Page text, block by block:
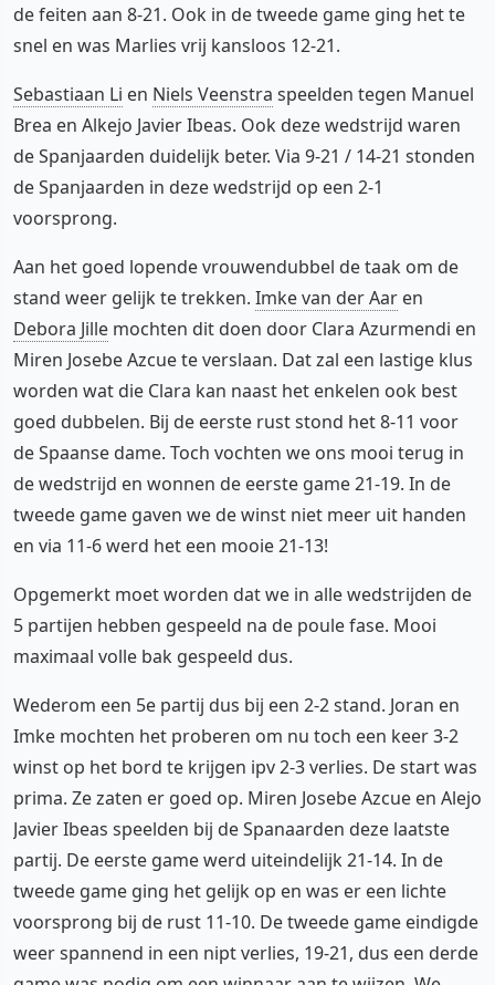
de feiten aan 8-21. Ook in de tweede game ging het te
snel en was Marlies vrij kansloos 12-21.
Sebastiaan Li en Niels Veenstra speelden tegen Manuel
Brea en Alkejo Javier Ibeas. Ook deze wedstrijd waren
de Spanjaarden duidelijk beter. Via 9-21 / 14-21 stonden
de Spanjaarden in deze wedstrijd op een 2-1
voorsprong.
Aan het goed lopende vrouwendubbel de taak om de
stand weer gelijk te trekken. Imke van der Aar en
Debora Jille mochten dit doen door Clara Azurmendi en
Miren Josebe Azcue te verslaan. Dat zal een lastige klus
worden wat die Clara kan naast het enkelen ook best
goed dubbelen. Bij de eerste rust stond het 8-11 voor
de Spaanse dame. Toch vochten we ons mooi terug in
de wedstrijd en wonnen de eerste game 21-19. In de
tweede game gaven we de winst niet meer uit handen
en via 11-6 werd het een mooie 21-13!
Opgemerkt moet worden dat we in alle wedstrijden de
5 partijen hebben gespeeld na de poule fase. Mooi
maximaal volle bak gespeeld dus.
Wederom een 5e partij dus bij een 2-2 stand. Joran en
Imke mochten het proberen om nu toch een keer 3-2
winst op het bord te krijgen ipv 2-3 verlies. De start was
prima. Ze zaten er goed op. Miren Josebe Azcue en Alejo
Javier Ibeas speelden bij de Spanaarden deze laatste
partij. De eerste game werd uiteindelijk 21-14. In de
tweede game ging het gelijk op en was er een lichte
voorsprong bij de rust 11-10. De tweede game eindigde
weer spannend in een nipt verlies, 19-21, dus een derde